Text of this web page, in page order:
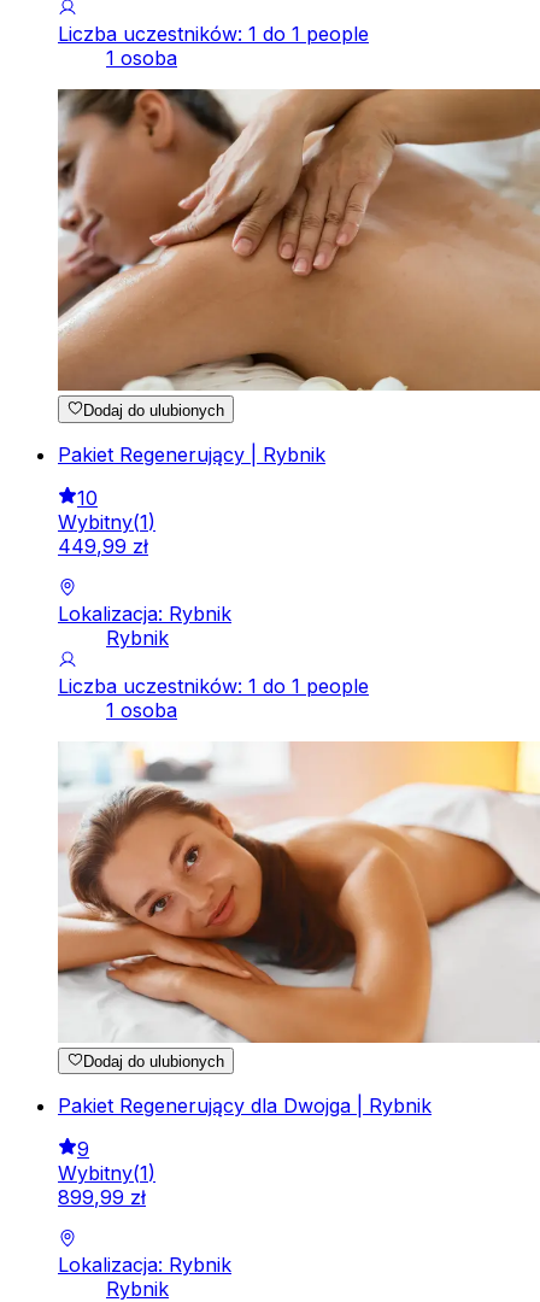
Liczba uczestników: 1 do 1 people
1 osoba
Dodaj do ulubionych
Pakiet Regenerujący | Rybnik
10
Wybitny(1)
449,99 zł
Lokalizacja: Rybnik
Rybnik
Liczba uczestników: 1 do 1 people
1 osoba
Dodaj do ulubionych
Pakiet Regenerujący dla Dwojga | Rybnik
9
Wybitny(1)
899,99 zł
Lokalizacja: Rybnik
Rybnik